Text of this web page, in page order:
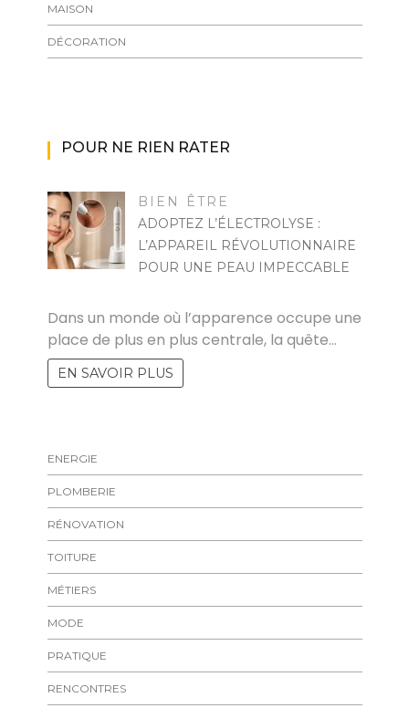
MAISON
DÉCORATION
POUR NE RIEN RATER
BIEN ÊTRE
ADOPTEZ L’ÉLECTROLYSE :
L’APPAREIL RÉVOLUTIONNAIRE
POUR UNE PEAU IMPECCABLE
Dans un monde où l’apparence occupe une
place de plus en plus centrale, la quête…
EN SAVOIR PLUS
ENERGIE
PLOMBERIE
RÉNOVATION
TOITURE
MÉTIERS
MODE
PRATIQUE
RENCONTRES